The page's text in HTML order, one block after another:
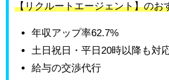
【リクルートエージェント】のお
年収アップ率62.7%
土日祝日・平日20時以降も対
給与の交渉代行